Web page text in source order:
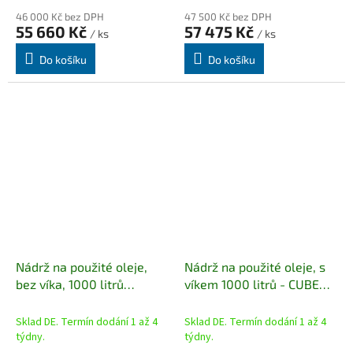
46 000 Kč bez DPH
55 660 Kč / ks
Do košíku
47 500 Kč bez DPH
57 475 Kč / ks
Do košíku
Nádrž na použité oleje,
bez víka, 1000 litrů
Sklad DE. Termín dodání 1 až 4
týdny.
Nádrž na použité oleje, s
víkem 1000 litrů - CUBE
Sklad DE. Termín dodání 1 až 4
týdny.